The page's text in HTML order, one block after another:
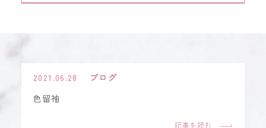
2021.06.28
ブログ
色留袖
記事を読む